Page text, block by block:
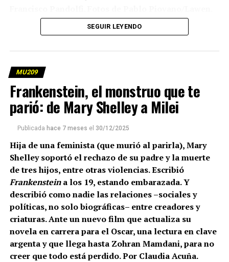
SEGUIR LEYENDO
MU209
Frankenstein, el monstruo que te
parió: de Mary Shelley a Milei
Publicada hace 7 meses el 30/12/2025
Hija de una feminista (que murió al parirla), Mary
Shelley soportó el rechazo de su padre y la muerte
de tres hijos, entre otras violencias. Escribió
Frankensteina los 19, estando embarazada. Y
describió como nadie las relaciones –sociales y
políticas, no solo biográficas– entre creadores y
criaturas. Ante un nuevo film que actualiza su
novela en carrera para el Oscar, una lectura en clave
argenta y que llega hasta Zohran Mamdani, para no
creer que todo está perdido. Por Claudia Acuña.